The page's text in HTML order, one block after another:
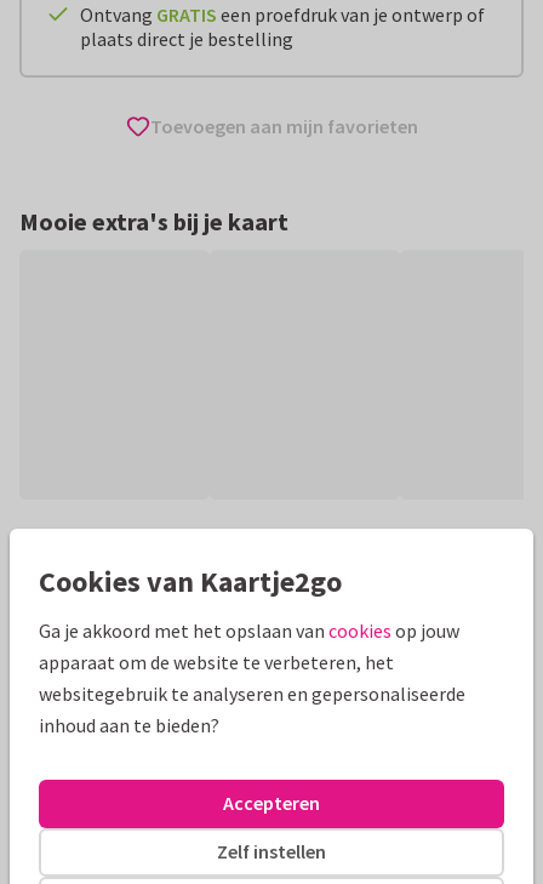
Ontvang GRATIS een proefdruk van je ontwerp of
plaats direct je bestelling
Toevoegen aan mijn favorieten
Mooie extra's bij je kaart
Kaart met illustratie van een meisje voor een schoolbord. De
Alle kaarten zijn helemaal naar wens aan te passen
Bedankkaartjes Wilma Wolf-Potkamp
Formaten en prijzen
15 x 21 cm
Cookies van Kaartje2go
Ga je akkoord met het opslaan van cookies op jouw
apparaat om de website te verbeteren, het
websitegebruik te analyseren en gepersonaliseerde
inhoud aan te bieden?
Zelf instellen
Accepteren